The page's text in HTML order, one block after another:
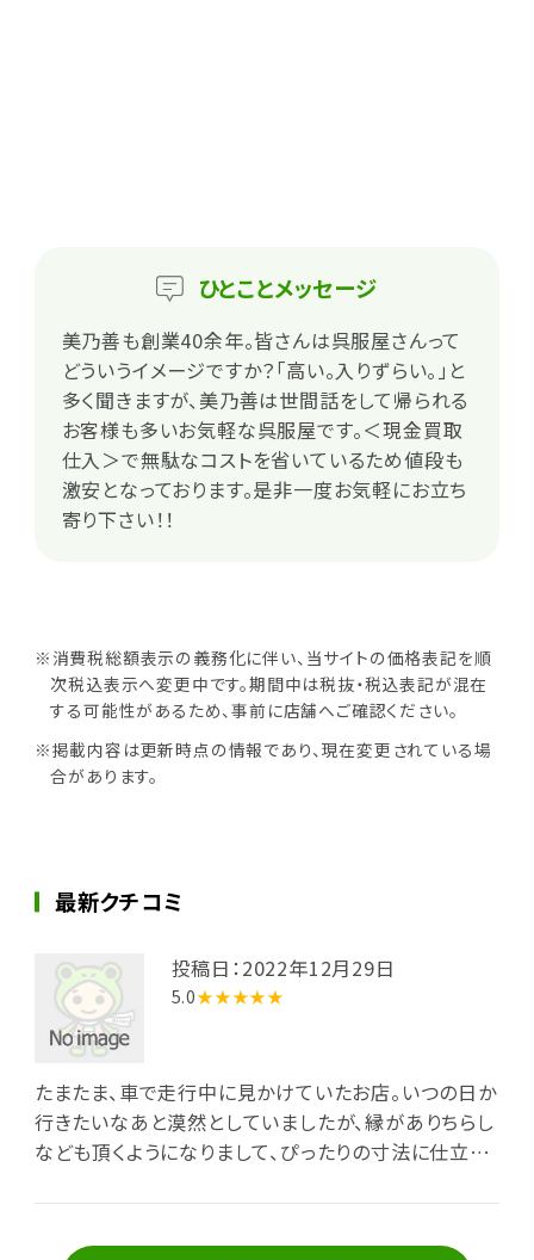
ひとことメッセージ
美乃善も創業40余年。皆さんは呉服屋さんって
どういうイメージですか？「高い。入りずらい。」と
多く聞きますが、美乃善は世間話をして帰られる
お客様も多いお気軽な呉服屋です。＜現金買取
仕入＞で無駄なコストを省いているため値段も
激安となっております。是非一度お気軽にお立ち
寄り下さい！！
※消費税総額表示の義務化に伴い、当サイトの価格表記を順
次税込表示へ変更中です。期間中は税抜・税込表記が混在
する可能性があるため、事前に店舗へご確認ください。
※掲載内容は更新時点の情報であり、現在変更されている場
合があります。
最新クチコミ
投稿日：2022年12月29日
5.0★★★★★
たまたま、車で走行中に見かけていたお店。いつの日か
行きたいなあと漠然としていましたが、縁がありちらし
なども頂くようになりまして、ぴったりの寸法に仕立て
ます。老舗といわないお店のかたですが好きなお店で